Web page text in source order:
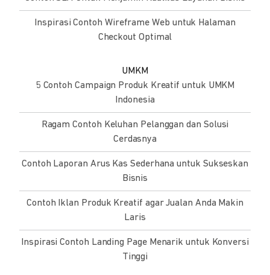
Inspirasi Contoh Wireframe Web untuk Halaman
Checkout Optimal
UMKM
5 Contoh Campaign Produk Kreatif untuk UMKM
Indonesia
Ragam Contoh Keluhan Pelanggan dan Solusi
Cerdasnya
Contoh Laporan Arus Kas Sederhana untuk Sukseskan
Bisnis
Contoh Iklan Produk Kreatif agar Jualan Anda Makin
Laris
Inspirasi Contoh Landing Page Menarik untuk Konversi
Tinggi